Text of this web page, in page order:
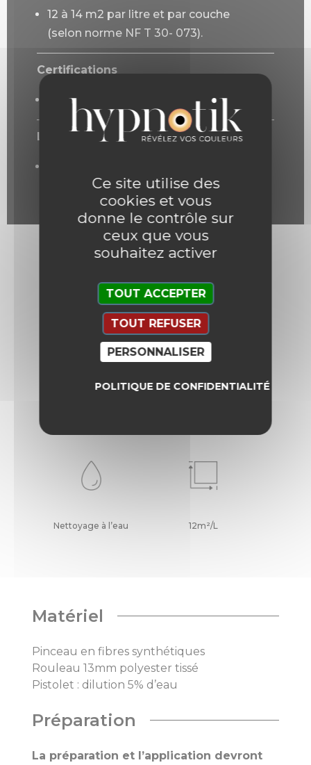
12 à 14 m2 par litre et par couche
(selon norme NF T 30- 073).
Certifications
A+ / COV < 2g/L.
de micro-billes de céramique.
Mode d'emploi
Nettoyage à l’eau 12m²/L
Matériel
Pinceau en fibres synthétiques
Rouleau 13mm polyester tissé
Pistolet : dilution 5% d’eau
Préparation
La préparation et l’application devront
Ce site utilise des
cookies et vous
donne le contrôle sur
ceux que vous
souhaitez activer
TOUT ACCEPTER
TOUT REFUSER
PERSONNALISER
POLITIQUE DE CONFIDENTIALITÉ